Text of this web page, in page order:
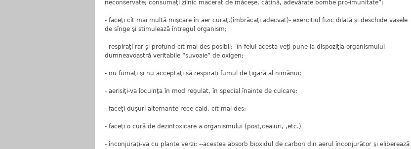
neconservate; consumaţi zilnic macerat de măceşe, cătină, adevărate bombe pro-imunitate”;
- faceţi cît mai multă mişcare în aer curaţ,(îmbrăcaţi adecvat)- exercitiul fizic dilată şi deschide vasele
de sînge şi stimulează întregul organism;
- respiraţi rar şi profund cît mai des posibil;--în felul acesta veţi pune la dispoziţia organismului
dumneavoastră veritabile “suvoaie” de oxigen;
- nu fumaţi şi nu acceptaţi să respiraţi fumul de ţigară al nimănui;
- aerisiţi-va locuinţa în mod regulat, în special înainte de culcare;
- faceţi duşuri alternante rece-cald, cît mai des;
- faceţi o cură de dezintoxicare a organismului (post,ceaiuri, ,etc.)
- înconjuraţi-va cu plante verzi; --acestea absorb bioxidul de carbon din aerul înconjurător şi eliberează